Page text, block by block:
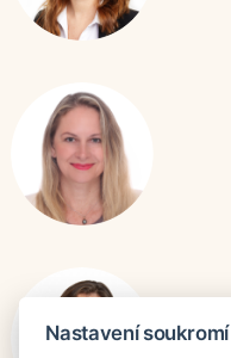
Nastavení soukromí